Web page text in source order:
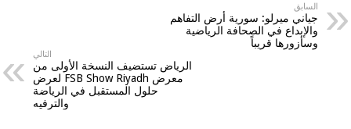
السابق
جياني ميرلو: سورية أرض التفاهم
والإبداع في الصحافة الرياضية
وسأزورها قريباً
التالي
الرياض تستضيف النسخة الأولى من
معرض FSB Show Riyadh لعرض
حلول المستقبل في الرياضة
والترفيه